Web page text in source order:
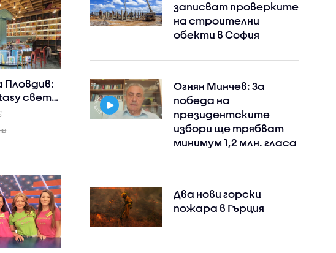
Пловдив:
света
записват проверките
на строителни
обекти в София
Огнян Минчев: За
победа на
президентските
избори ще трябват
минимум 1,2 млн. гласа
Два нови горски
пожара в Гърция